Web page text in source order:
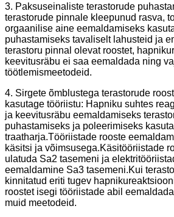
3. Paksuseinaliste terastorude
terastorude pinnale kleepunud rasva,
orgaanilise aine eemaldamiseks
puhastamiseks tavaliselt lahusteid ja
terastoru pinnal olevat roostet,
keevitusräbu ei saa eemaldada ning
töötlemismeetodeid.
4. Sirgete õmblustega terastorude
kasutage tööriistu: Hapniku suhtes
ja keevitusräbu eemaldamiseks
puhastamiseks ja poleerimiseks
traatharja.Tööriistade rooste
käsitsi ja võimsusega.Käsitööriistade
ulatuda Sa2 tasemeni ja
eemaldamine Sa3 tasemeni.Kui
kinnitatud eriti tugev
roostet isegi tööriistade abil
muid meetodeid.